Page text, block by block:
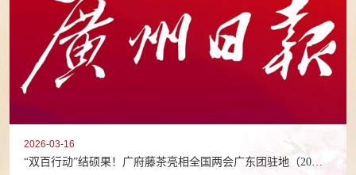
2026-03-16
“双百行动”结硕果！广府藤茶亮相全国两会广东团驻地（2026